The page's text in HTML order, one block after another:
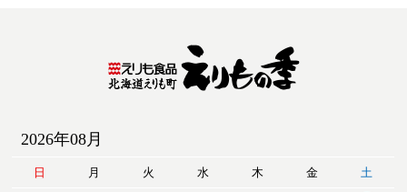
2026年08月
日 月 火 水 木 金 土